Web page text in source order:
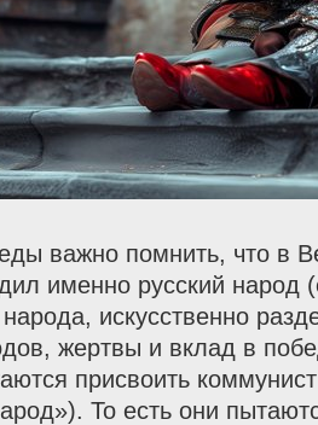
важно помнить, что в
именно русский народ
искусственно
жертвы и вклад в
присвоить
То есть они